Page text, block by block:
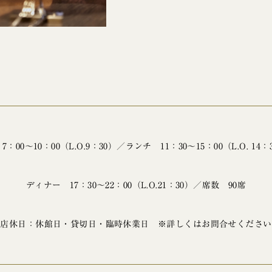
00～10：00（L.O.9：30）／ランチ 11：30～15：00（L.O. 14：
ディナー 17：30～22：00（L.O.21：30）／席数 90席
店休日：休館日・貸切日・臨時休業日 ※詳しくはお問合せください